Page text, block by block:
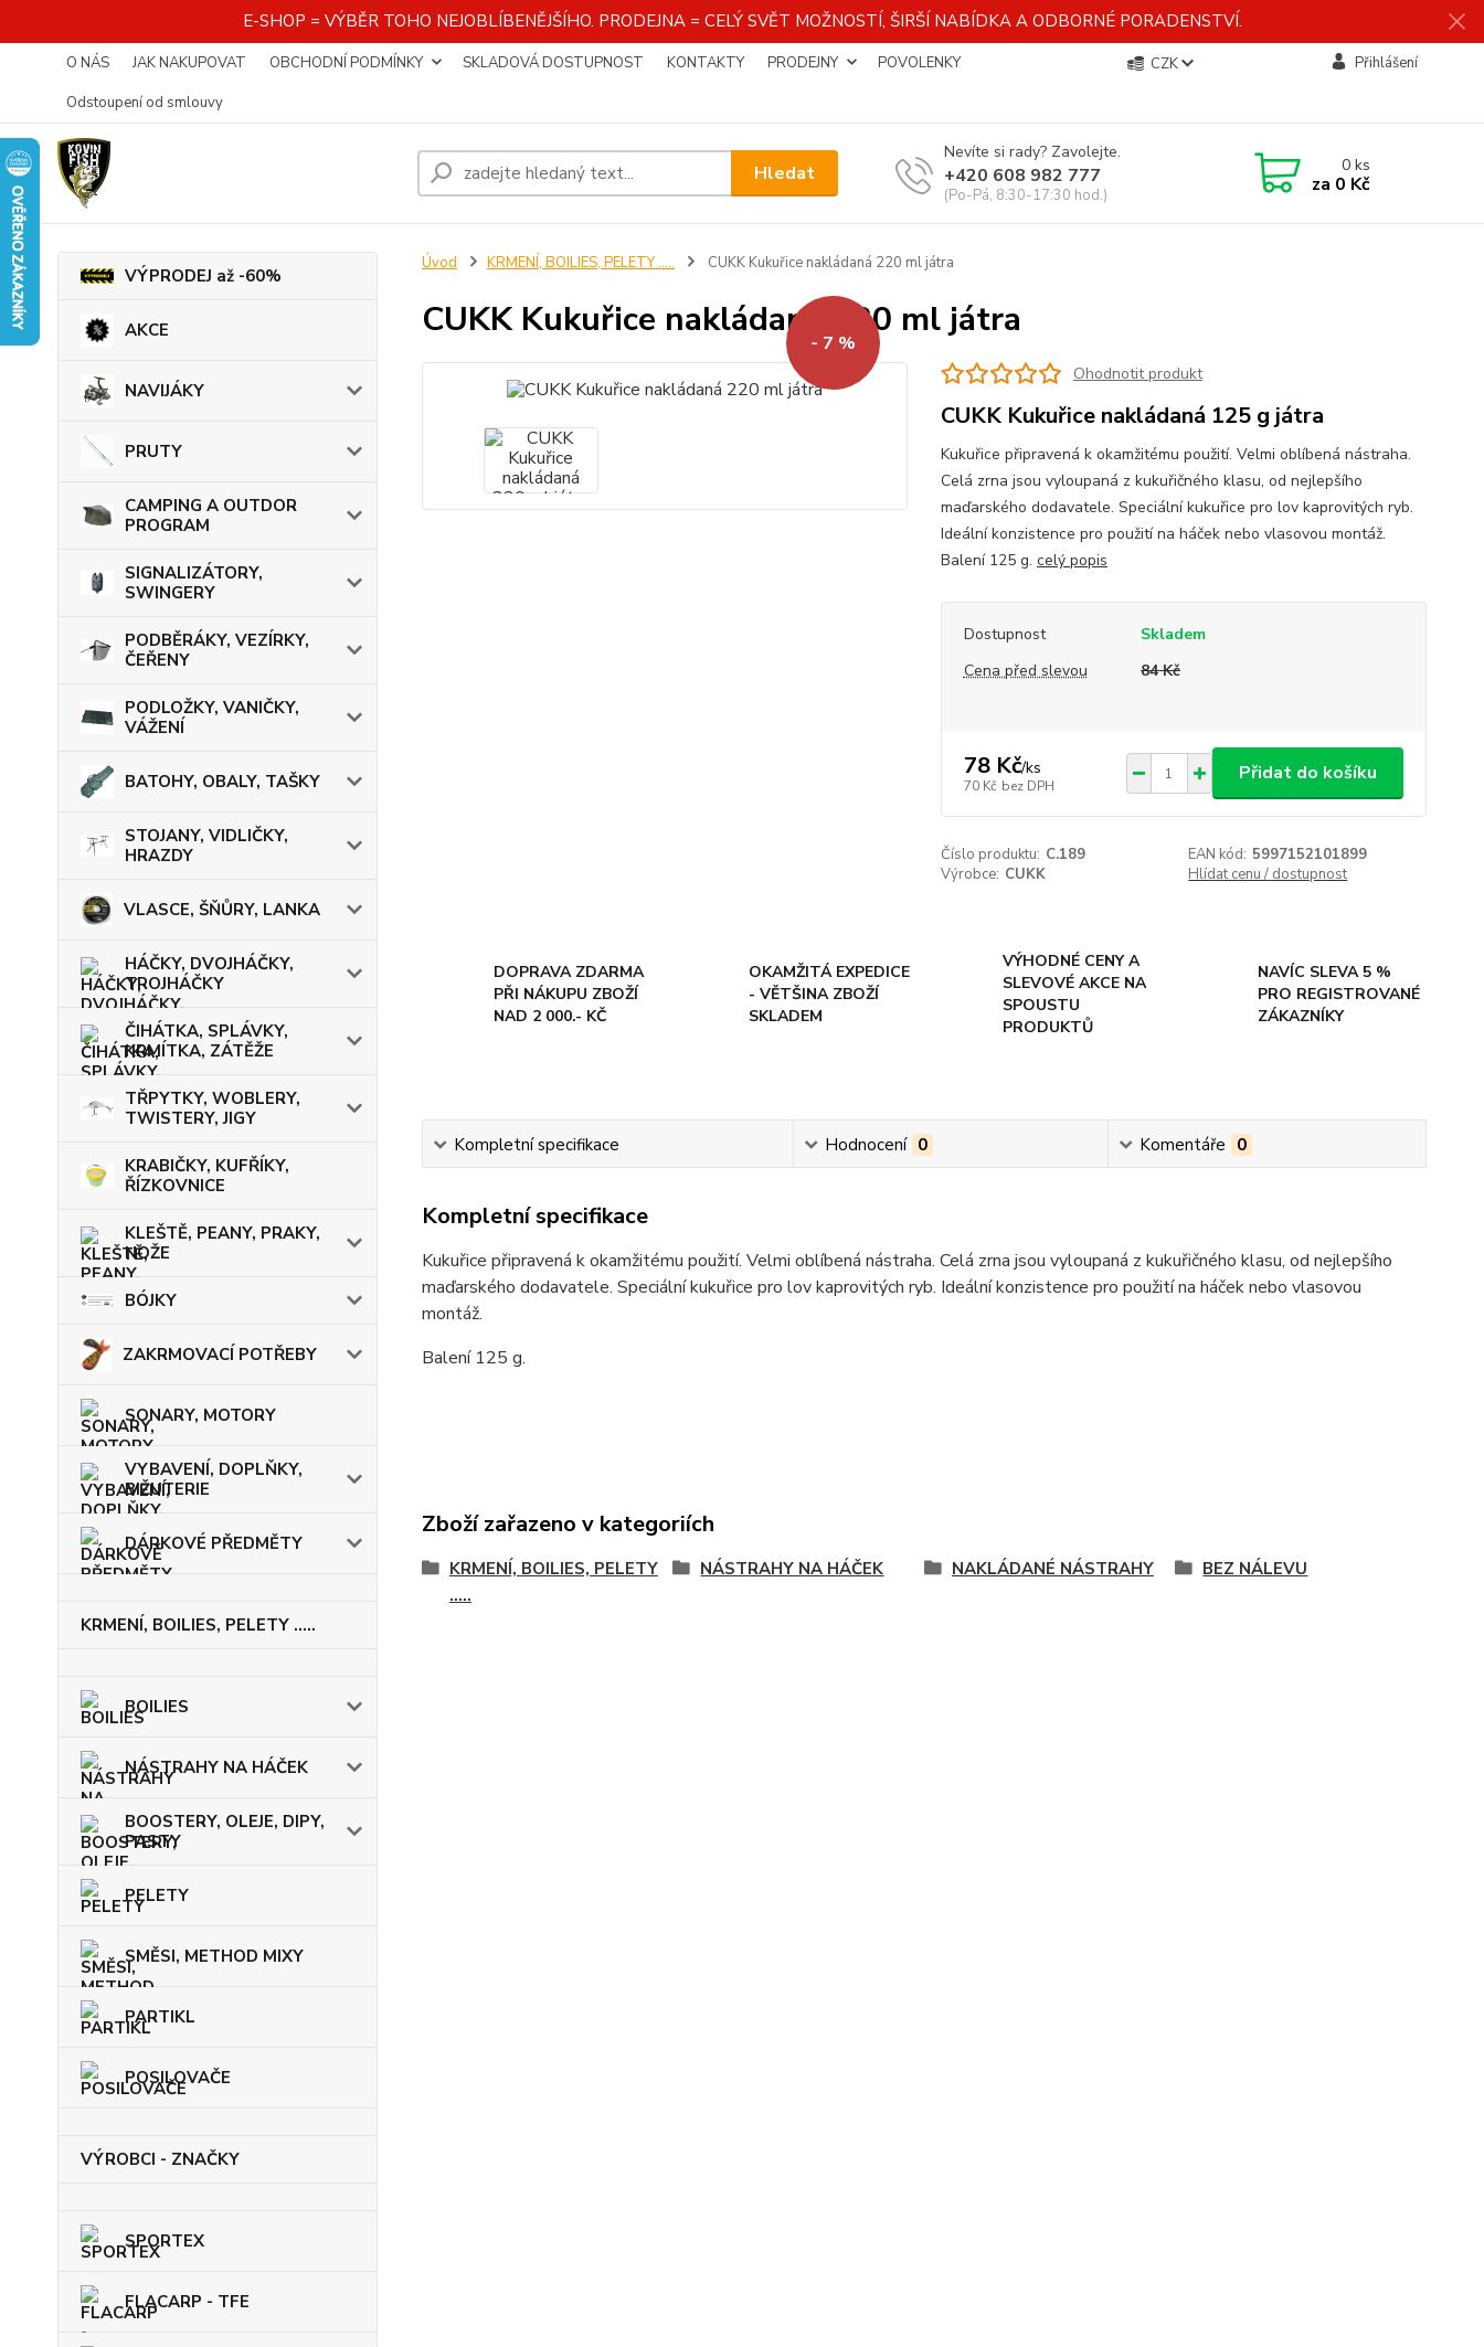
E-SHOP = VÝBĚR TOHO NEJOBLÍBENĚJŠÍHO. PRODEJNA = CELÝ SVĚT MOŽNOSTÍ, ŠIRŠÍ NABÍDKA A ODBORNÉ PORADENSTVÍ.
O NÁS JAK NAKUPOVAT OBCHODNÍ PODMÍNKY SKLADOVÁ DOSTUPNOST KONTAKTY PRODEJNY
POVOLENKY
Odstoupení od smlouvy
CZK Přihlášení
Hledat
Nevíte si rady? Zavolejte.
+420 608 982 777
(Po-Pá, 8:30-17:30 hod.)
0ks
za 0 Kč
VÝPRODEJ až -60%
AKCE
NAVIJÁKY
PRUTY
CAMPING A OUTDOR
PROGRAM
SIGNALIZÁTORY,
SWINGERY
PODBĚRÁKY, VEZÍRKY,
ČEŘENY
PODLOŽKY, VANIČKY,
VÁŽENÍ
BATOHY, OBALY, TAŠKY
STOJANY, VIDLIČKY,
HRAZDY
VLASCE, ŠŇŮRY, LANKA
HÁČKY, DVOJHÁČKY,
TROJHÁČKY
ČIHÁTKA, SPLÁVKY,
KRMÍTKA, ZÁTĚŽE
TŘPYTKY, WOBLERY,
TWISTERY, JIGY
KRABIČKY, KUFŘÍKY,
ŘÍZKOVNICE
KLEŠTĚ, PEANY, PRAKY,
NOŽE
BÓJKY
ZAKRMOVACÍ POTŘEBY
SONARY, MOTORY
VYBAVENÍ, DOPLŇKY,
BIŽUTERIE
DÁRKOVÉ PŘEDMĚTY
KRMENÍ, BOILIES, PELETY .....
BOILIES
NÁSTRAHY NA HÁČEK
BOOSTERY, OLEJE, DIPY,
PASTY
PELETY
SMĚSI, METHOD MIXY
PARTIKL
POSILOVAČE
VÝROBCI - ZNAČKY
SPORTEX
FLACARP - TFE
Úvod KRMENÍ, BOILIES, PELETY ..... CUKK Kukuřice nakládaná 220 ml játra
CUKK Kukuřice nakládaná 220 ml játra
- 7 %
Ohodnotit produkt
CUKK Kukuřice nakládaná 125 g játra
Kukuřice připravená k okamžitému použití. Velmi oblíbená nástraha.
Celá zrna jsou vyloupaná z kukuřičného klasu, od nejlepšího
maďarského dodavatele. Speciální kukuřice pro lov kaprovitých ryb.
Ideální konzistence pro použití na háček nebo vlasovou montáž.
Balení 125 g. celý popis
Dostupnost
Skladem
Cena před slevou
84 Kč
78 Kč/ks
70 Kč bez DPH
Přidat do košíku
Číslo produktu: C.189 EAN kód: 5997152101899
Výrobce: CUKK Hlídat cenu / dostupnost
DOPRAVA ZDARMA
PŘI NÁKUPU ZBOŽÍ
NAD 2 000.- KČ
OKAMŽITÁ EXPEDICE
- VĚTŠINA ZBOŽÍ
SKLADEM
VÝHODNÉ CENY A
SLEVOVÉ AKCE NA
SPOUSTU
PRODUKTŮ
NAVÍC SLEVA 5 %
PRO REGISTROVANÉ
ZÁKAZNÍKY
Kompletní specifikace Hodnocení 0 Komentáře 0
Kompletní specifikace
Kukuřice připravená k okamžitému použití. Velmi oblíbená nástraha. Celá zrna jsou vyloupaná z kukuřičného klasu, od nejlepšího
maďarského dodavatele. Speciální kukuřice pro lov kaprovitých ryb. Ideální konzistence pro použití na háček nebo vlasovou
montáž.
Balení 125 g.
Zboží zařazeno v kategoriích
KRMENÍ, BOILIES, PELETY
.....
NÁSTRAHY NA HÁČEK NAKLÁDANÉ NÁSTRAHY BEZ NÁLEVU